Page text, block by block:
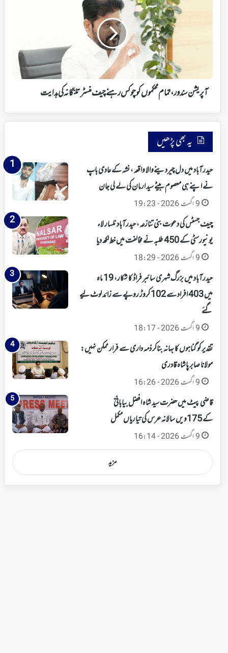
تلنگانہ
کی
ہدایت
آپریشن سندور،تمام محکموں کو چوکس رہنے چیف منسٹر تلنگانہ کی ہدایت
یہ بھی پڑھیں
حیدرآباد میں دل چیردینےوالا واقعہ، نشہ کے عادی باپ
نے اپنے ہی معصوم بیٹے سید ارمان کی لے لی جان
9 اگست 2026 - 19:23
چیف جسٹس کی دعوت بنی تنازعہ، حیدرآباد نلسار لاء
یونیورسٹی کے 450 طلبہ نے مخالفت میں خط لکھ دیا
9 اگست 2026 - 18:29
حیدرآباد میں بزرگ شہری سائبر فراڈ کا شکار، 19 ماہ
میں 403 افراد سے 102 کروڑ روپے سے زائد لوٹ لیے
گئے
9 اگست 2026 - 18:17
تقدیر کو گناہوں کا بہانہ بناکر ذمہ داری سے فرار ممکن نہیں:
مولانا صابر پاشاہ قادری
9 اگست 2026 - 16:26
قاضی پیٹ میں حضرت سید شاہ افضل بیابانیؒ
کے 175ویں سالانہ عرس کی تیاریاں مکمل
9 اگست 2026 - 16:14
مزید